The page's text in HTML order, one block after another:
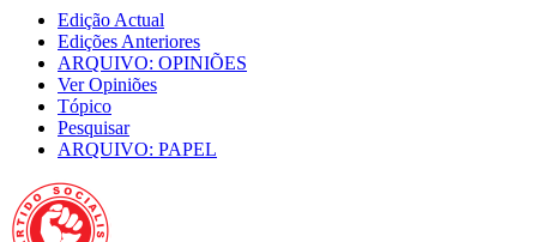
Edição Actual
Edições Anteriores
ARQUIVO: OPINIÕES
Ver Opiniões
Tópico
Pesquisar
ARQUIVO: PAPEL